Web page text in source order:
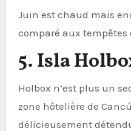
Juin est chaud mais
comparé aux tempêtes
5. Isla
Holbox n’est plus un
zone hôtelière de
délicieusement